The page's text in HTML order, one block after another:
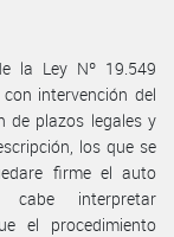
la Ley Nº 19.549
intervención del
de plazos legales y
los que se
firme el auto
interpretar
el procedimiento